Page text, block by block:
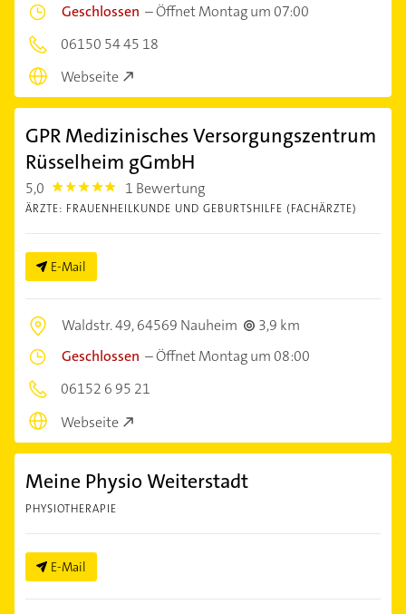
Geschlossen –Öffnet Montag um 07:00
06150 54 45 18
Webseite
GPR Medizinisches Versorgungszentrum
Rüsselheim gGmbH
5,0 5.0 1 Bewertung
ÄRZTE: FRAUENHEILKUNDE UND GEBURTSHILFE (FACHÄRZTE)
E-Mail
Waldstr. 49,64569 Nauheim
3,9 km
Geschlossen –Öffnet Montag um 08:00
06152 6 95 21
Webseite
Meine Physio Weiterstadt
PHYSIOTHERAPIE
E-Mail